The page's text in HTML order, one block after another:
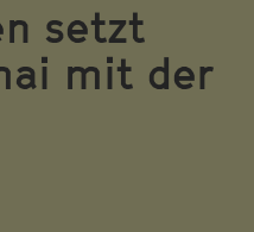
setzt
mit der